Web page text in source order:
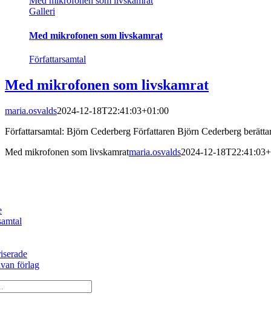
Galleri
Med mikrofonen som livskamrat
Författarsamtal
Med mikrofonen som livskamrat
maria.osvalds2024-12-18T22:41:03+01:00
Författarsamtal: Björn Cederberg Författaren Björn Cederberg
Med mikrofonen som livskamratmaria.osvalds2024-12-
förlag